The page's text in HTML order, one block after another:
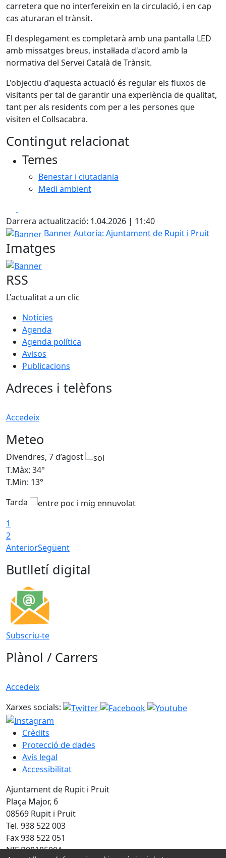
carretera que no interfereixin en la circulació, i en cap
cas aturaran el trànsit.
El desplegament es completarà amb una pantalla LED
amb missatges breus, instal·lada d'acord amb la
normativa del Servei Català de Trànsit.
L'objectiu d'aquesta actuació és regular els fluxos de
visitants per tal de garantir una experiència de qualitat,
tant per als residents com per a les persones que
visiten el Collsacabra.
Contingut relacionat
Temes
Benestar i ciutadania
Medi ambient
Darrera actualització: 1.04.2026 | 11:40
Banner
BannerAutoria: Ajuntament de Rupit i Pruit
Imatges
Banner
RSS
L'actualitat a un clic
Notícies
Agenda
Agenda política
Avisos
Publicacions
Adreces i telèfons
Accedeix
Meteo
Divendres, 7 d’agost
T.Màx: 34°
T.Min: 13°
Tarda
1
2
AnteriorSegüent
Butlletí digital
Subscriu-te
Plànol / Carrers
Accedeix
Xarxes socials:
Crèdits
Protecció de dades
Avís legal
Accessibilitat
Ajuntament de Rupit i Pruit
Plaça Major, 6
08569 Rupit i Pruit
Tel. 938 522 003
Fax 938 522 051
NIF P0818500A